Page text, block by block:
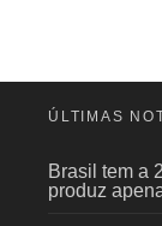
ÚLTIMAS
Brasil tem a
produz